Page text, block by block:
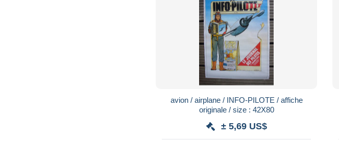
avion / airplane / INFO-PILOTE / affiche
originale / size : 42X80
± 5,69 US$